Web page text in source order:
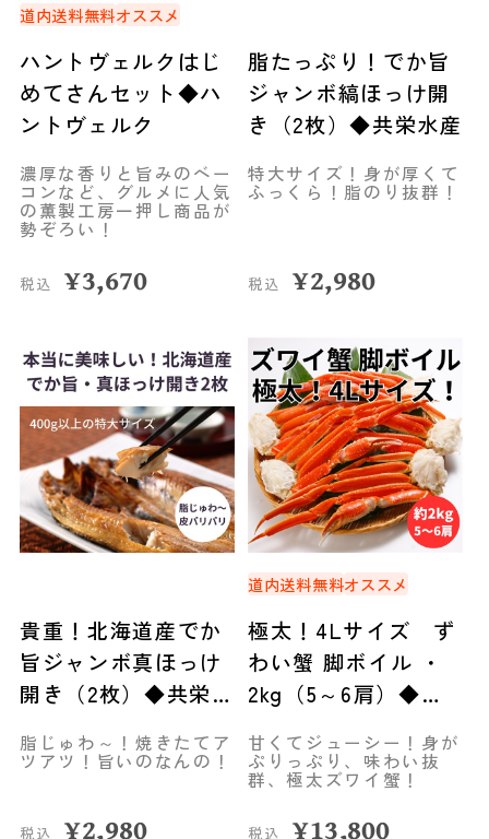
道内送料無料オススメ
ハントヴェルクはじ
めてさんセット◆ハ
ントヴェルク
濃厚な香りと旨みのベー
コンなど、グルメに人気
の薫製工房一押し商品が
勢ぞろい！
税込 ¥3,670
脂たっぷり！でか旨
ジャンボ縞ほっけ開
き（2枚）◆共栄水産
特大サイズ！身が厚くて
ふっくら！脂のり抜群！
税込 ¥2,980
貴重！北海道産でか
旨ジャンボ真ほっけ
開き（2枚）◆共栄水
脂じゅわ～！焼きたてア
ツアツ！旨いのなんの！
税込 ¥2,980
道内送料無料オススメ
極太！4Lサイズ ず
わい蟹 脚ボイル ・
2kg（5～6肩）◆共
甘くてジューシー！身が
ぷりっぷり、味わい抜
群、極太ズワイ蟹！
税込 ¥13,800